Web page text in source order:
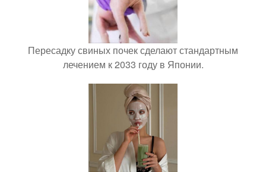
Пересадку свиных почек сделают стандартным
лечением к 2033 году в Японии.